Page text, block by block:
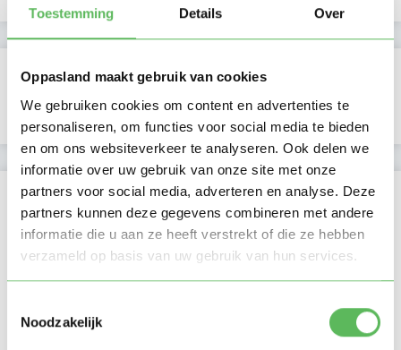
Toestemming Details Over
Oppasland maakt gebruik van cookies
We gebruiken cookies om content en advertenties te
personaliseren, om functies voor social media te bieden
en om ons websiteverkeer te analyseren. Ook delen we
informatie over uw gebruik van onze site met onze
partners voor social media, adverteren en analyse. Deze
partners kunnen deze gegevens combineren met andere
informatie die u aan ze heeft verstrekt of die ze hebben
verzameld op basis van uw gebruik van hun services.
Noodzakelijk
Verificaties
E-mailadres is geverifieerd
Locatie oppasadres (Leiden)